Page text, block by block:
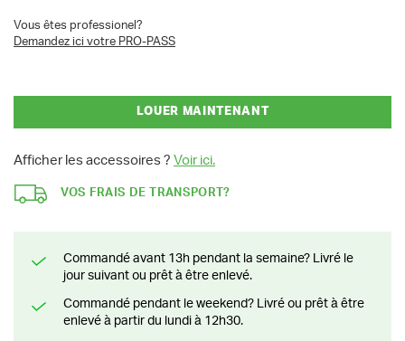
Vous êtes professionel?
Demandez ici votre PRO-PASS
LOUER MAINTENANT
Afficher les accessoires ? Voir ici.
VOS FRAIS DE TRANSPORT?
Commandé avant 13h pendant la semaine? Livré le
jour suivant ou prêt à être enlevé.
Commandé pendant le weekend? Livré ou prêt à être
enlevé à partir du lundi à 12h30.